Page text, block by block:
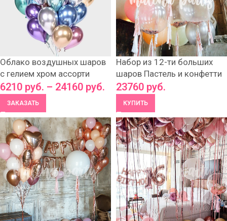
Облако воздушных шаров
с гелием хром ассорти
6210 руб. – 24160 руб.
ЗАКАЗАТЬ
Набор из 12-ти больших
шаров Пастель и конфетти
23760 руб.
КУПИТЬ